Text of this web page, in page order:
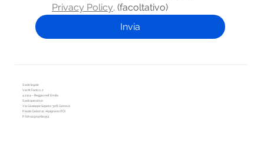
Privacy Policy. (facoltativo)
Invia
Sede legale
Via M. Fanti n. 2
42124 – Reggio nell’Emilia
Sedi operative
Via Giuseppe Sapeto 32R, Genova
Piazza Caduti 12, Alpignano (TO)
P.IVA 02974780351